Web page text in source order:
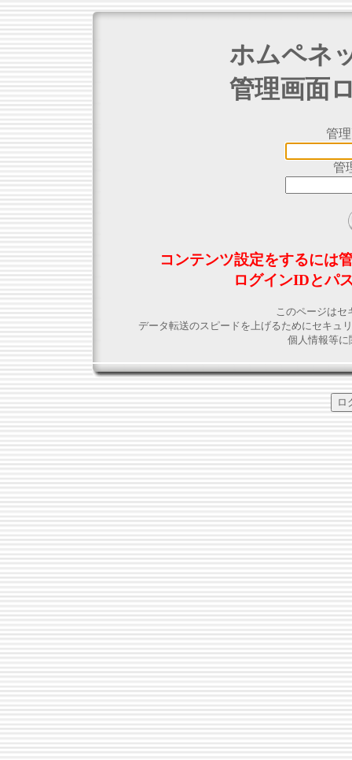
ホムペネ
管理画面
管
管
コンテンツ設定をするには
ログインIDとパ
このページはセ
データ転送のスピードを上げるためにセキュ
個人情報等に